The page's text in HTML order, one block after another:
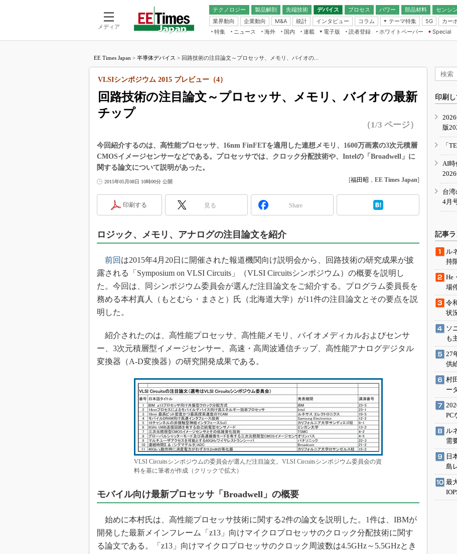
メディア
テクノロジー 製品解剖
先端技術
電池／エネルギー
デバイス
アナログ
マイコン
FPGA
プロセス パワー 部品材料 センシ
無線
業界動向
企業動向 M&A 統計 インタビュー コラム
テーマ特集
フィジカルAI
読者調査（EE Times Research）
電源設計（EDN Japan）
エレクトロニクス入門（EDN
5G カー
IoT・エッジコンピ
EXPO
TECHNO-
人とくるま展
特集 ニュース 海外 国内
連載
福田昭のデバイス通信
大山聡の業界スコープ
世界を「数字」で回してみよう
踊るバズワード ～Behind the
製品分解で探るアジアの新トレンド
光伝送技術を知る
“異端児エンジニア”が仕掛けた社内
JASA発IoT通信
IHSアナリスト「未来展望」
電子版
電子ブックレット
読者登録 ホワイトペーパー
Special
EE Times Japan > 半導体デバイス > 回路技術の注目論文～プロセッサ、メモリ、バイオの...
回路技術の注目論文～プロセッサ、メモリ、バイオの最新
チップ
VLSIシンポジウム 2015 プレビュー（4）
（1/3 ページ）
今回紹介するのは、高性能プロセッサ、16nm FinFETを適用した連想メモリ、1600万画素の3次元積層
CMOSイメージセンサーなどである。プロセッサでは、クロック分配技術や、Intelの「Broadwell」に
関する論文について説明があった。
2015年05月08日 10時00分 公開 [福田昭 ， EE Times Japan]
印刷する 見る Share
ロジック、メモリ、アナログの注目論文を紹介
前回 は2015年4月20日に開催された報道機関向け説明会から、回路技術の研究成果が披
露される「Symposium on VLSI Circuits」（VLSI Circuitsシンポジウム）の概要を説明し
た。今回は、同シンポジウム委員会が選んだ注目論文をご紹介する。プログラム委員長を
務める本村真人（もとむら・まさと）氏（北海道大学）が11件の注目論文とその要点を説
明した。
紹介されたのは、高性能プロセッサ、高性能メモリ、バイオメディカルおよびセンサ
ー、3次元積層型イメージセンサー、高速・高周波通信チップ、高性能アナログデジタル
変換器（A-D変換器）の研究開発成果である。
VLSI Circuitsシンポジウムの委員会が選んだ注目論文。VLSI Circuitsシンポジウム委員会の資
料を基に筆者が作成（クリックで拡大）
モバイル向け最新プロセッサ「Broadwell」の概要
始めに本村氏は、高性能プロセッサ技術に関する2件の論文を説明した。1件は、IBMが
開発した最新メインフレーム「z13」向けマイクロプロセッサのクロック分配技術に関す
る論文である。「z13」向けマイクロプロセッサのクロック周波数は4.5GHz～5.5GHzとき
印刷
版
「
AI
台
4月
記事
ル
持
He
場
令
状
ソ
も
27
供
村
ー
PC
ル
需
日
島
最